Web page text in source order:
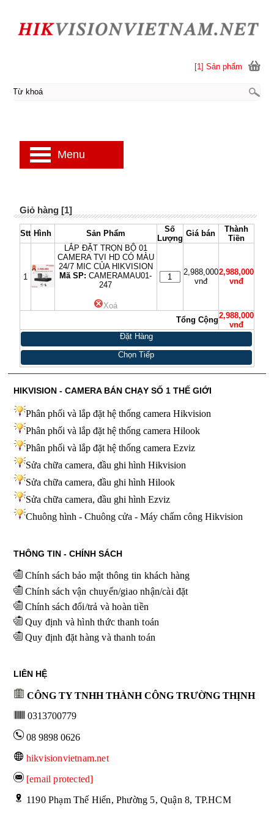
Giỏ hàng [1]
Stt Hình Sản Phẩm
Số
Lượng
Giá bán
Thành
Tiền
1
LẮP ĐẶT TRỌN BỘ 01
CAMERA TVI HD CÓ MÀU
24/7 MIC CỦA HIKVISION
Mã SP: CAMERAMAU01-
247
Xoá
2,988,000
vnđ
2,988,000
vnđ
Tổng Cộng2,988,000
vnđ
Đặt Hàng
Chọn Tiếp
[1] Sản phẩm
Menu
HIKVISION - CAMERA BÁN CHẠY SỐ 1 THẾ GIỚI
Phân phối và lắp đặt hệ thống camera Hikvision
Phân phối và lắp đặt hệ thống camera Hilook
Phân phối và lắp đặt hệ thống camera Ezviz
Sửa chữa camera, đầu ghi hình Hikvision
Sửa chữa camera, đầu ghi hình Hilook
Sửa chữa camera, đầu ghi hình Ezviz
Chuông hình - Chuông cửa - Máy chấm công Hikvision
THÔNG TIN - CHÍNH SÁCH
Chính sách bảo mật thông tin khách hàng
Chính sách vận chuyển/giao nhận/cài đặt
Chính sách đổi/trả và hoàn tiền
Quy định và hình thức thanh toán
Quy định đặt hàng và thanh toán
LIÊN HỆ
CÔNG TY TNHH THÀNH CÔNG TRƯỜNG THỊNH
0313700779
08 9898 0626
hikvisionvietnam.net
[email protected]
1190 Phạm Thế Hiển, Phường 5, Quận 8, TP.HCM